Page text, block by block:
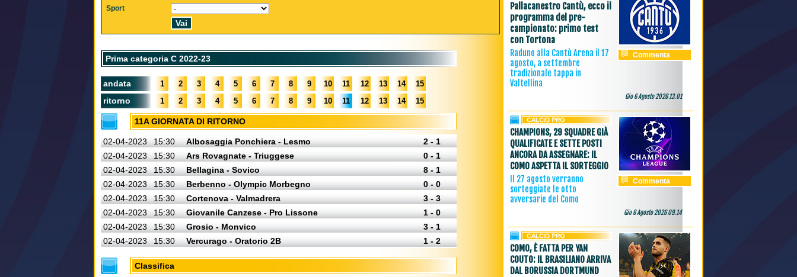
Sport
Prima categoria C 2022-23
andata 1 2 3 4 5 6 7 8 9 10 11 12 13 14 15
ritorno 1 2 3 4 5 6 7 8 9 10 11 12 13 14 15
11A GIORNATA DI RITORNO
02-04-2023 15:30 Albosaggia Ponchiera - Lesmo
2 - 1
02-04-2023
15:30 Ars Rovagnate - Triuggese
0 - 1
02-04-2023
15:30 Bellagina - Sovico
8 - 1
02-04-2023
15:30 Berbenno - Olympic Morbegno
0 - 0
02-04-2023
15:30 Cortenova - Valmadrera
3 - 3
02-04-2023
15:30 Giovanile Canzese - Pro Lissone
1 - 0
02-04-2023
15:30 Grosio - Monvico
3 - 1
02-04-2023
15:30 Vercurago - Oratorio 2B 1 - 2
Classifica
Pallacanestro Cantù, ecco il
programma del pre-
campionato: primo test
con Tortona
Raduno alla Cantù Arena il 17
agosto, a settembre
tradizionale tappa in
Valtellina
Commenta
Gio 6 Agosto 2026 13.01
CHAMPIONS, 29 SQUADRE GIÀ
QUALIFICATE E SETTE POSTI
ANCORA DA ASSEGNARE: IL
COMO ASPETTA IL SORTEGGIO
Il 27 agosto verranno
sorteggiate le otto
avversarie del Como
Commenta
Gio 6 Agosto 2026 09.14
COMO, È FATTA PER YAN
COUTO: IL BRASILIANO ARRIVA
DAL BORUSSIA DORTMUND